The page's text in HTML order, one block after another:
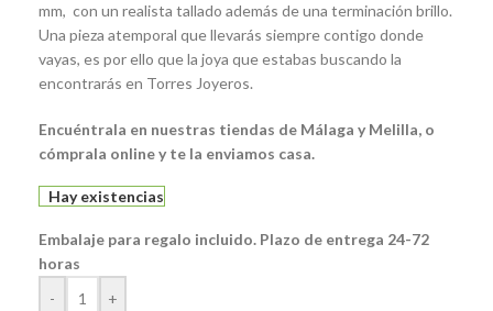
mm, con un realista tallado además de una terminación brillo.
Una pieza atemporal que llevarás siempre contigo donde
vayas, es por ello que la joya que estabas buscando la
encontrarás en Torres Joyeros.
Encuéntrala en nuestras tiendas de Málaga y Melilla, o
cómprala online y te la enviamos casa.
Hay existencias
Embalaje para regalo incluido. Plazo de entrega 24-72
horas
-
+